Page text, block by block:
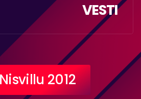
VESTI
2012